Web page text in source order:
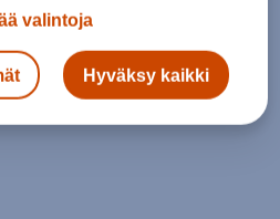
valintoja
Hyväksy kaikki